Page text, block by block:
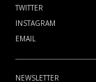
TWITTER
INSTAGRAM
EMAIL
NEWSLETTER